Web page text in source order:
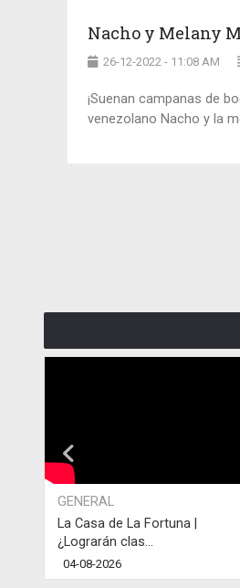
Nacho y Melany
26-12-2022 - 11:08 AM
¡Suenan campanas de
venezolano Nacho y la
GENERAL
La Casa de La Fortuna |
¿Lograrán clas...
04-08-2026